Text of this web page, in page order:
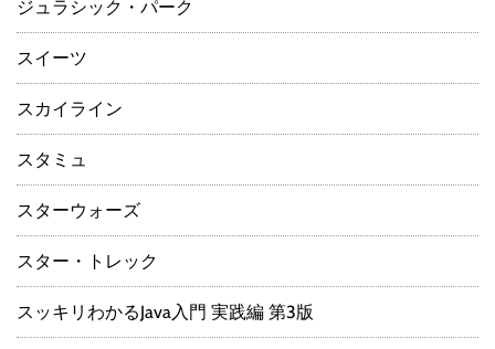
ジュラシック・パーク
スイーツ
スカイライン
スタミュ
スターウォーズ
スター・トレック
スッキリわかるJava入門 実践編 第3版